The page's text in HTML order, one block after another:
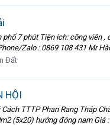
7 phút Tiện ích: công
Zalo : 0869 108 431 Mr
Đất
HỘI
TTTP Phan Rang Tháp
(5x20) hướng đông nam Giá :